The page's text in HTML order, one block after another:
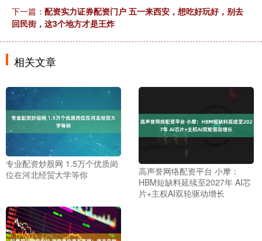
下一篇： 配资实力证券配资门户 五一来西安，想吃好玩好，别去
回民街，这3个地方才是王炸
相关文章
专业配资炒股网 1.5万个优质岗
位在河北经贸大学等你
高声誉网络配资平台 小摩：
HBM短缺料延续至2027年 AI芯
片+主权AI双轮驱动增长